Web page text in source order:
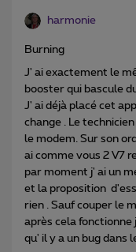
harmonie
Burning
J' ai exactement le
booster qui bascule
J' ai déjà placé cet
change . Le
le modem. Sur son
ai comme vous 2 V7
par moment j' ai un
et la proposition
rien . Sauf couper le
après cela fonctionne
qu' il y a un bug dans